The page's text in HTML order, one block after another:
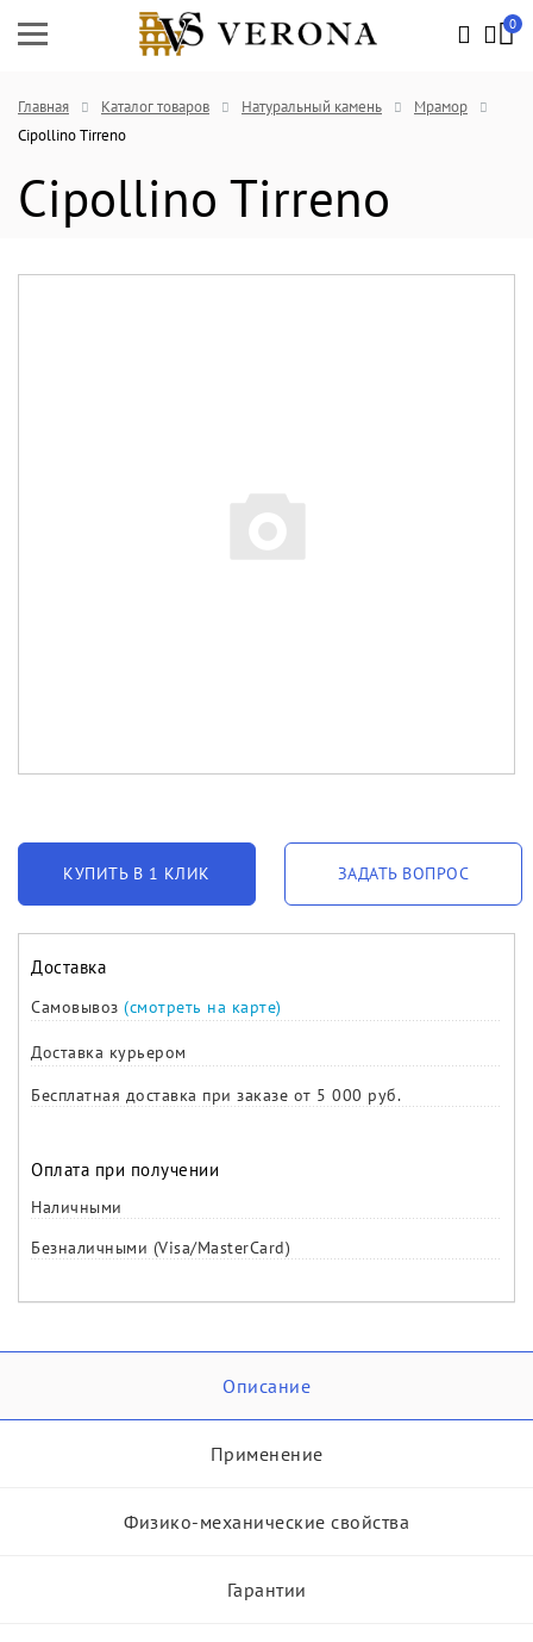
0
Главная Каталог товаров Натуральный камень
Мрамор
Cipollino Tirreno
Cipollino Tirreno
КУПИТЬ В 1 КЛИК ЗАДАТЬ ВОПРОС
Доставка
Самовывоз (смотреть на карте)
Доставка курьером
Бесплатная доставка при заказе от 5 000 руб.
Оплата при получении
Наличными
Безналичными (Visa/MasterCard)
Описание
Применение
Физико-механические свойства
Гарантии